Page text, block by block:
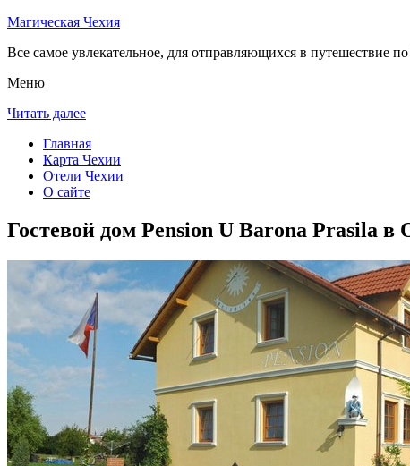
Магическая Чехия
Все самое увлекательное, для отправляющихся в путешествие
Меню
Читать далее
Главная
Карта Чехии
Отели Чехии
О сайте
Гостевой дом Pension U Barona Prasila в